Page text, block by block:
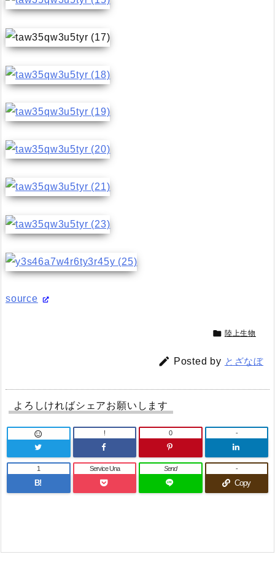
source
 陸上生物
 Posted by とざなぼ
よろしければシェアお願いします
 ! 0 -
B!
1 Service Una Send
Copy
-